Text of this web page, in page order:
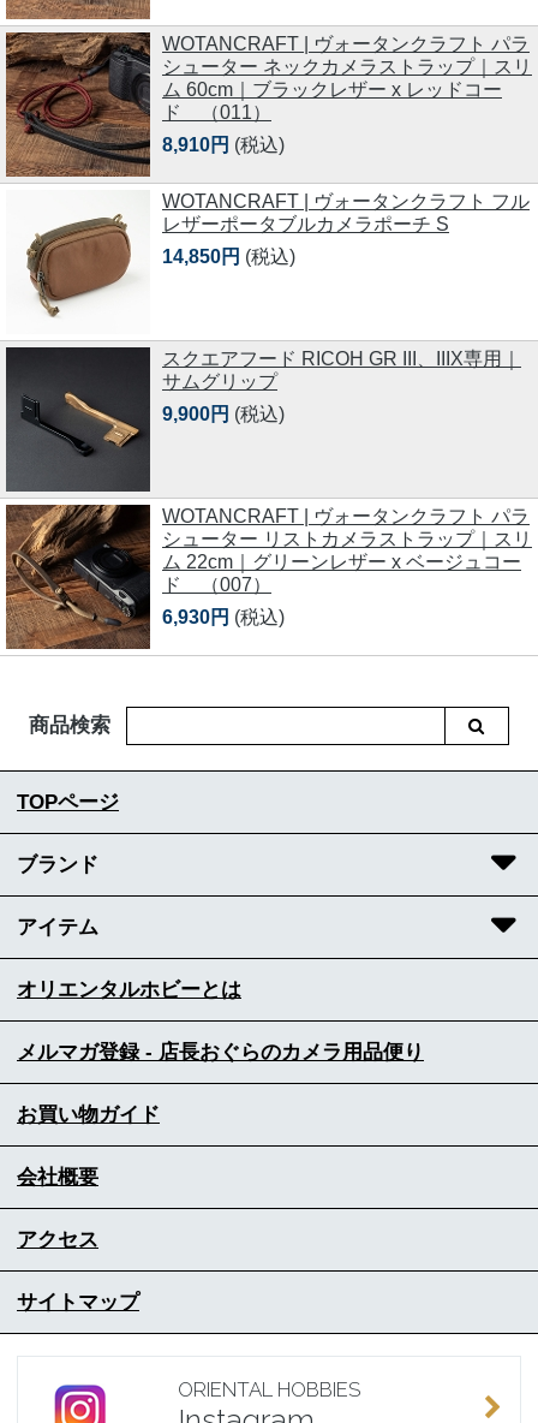
WOTANCRAFT | ヴォータンクラフト パラ
シューター ネックカメラストラップ｜スリ
ム 60cm｜ブラックレザー x レッドコー
ド （011）
8,910円 (税込)
WOTANCRAFT | ヴォータンクラフト フル
レザーポータブルカメラポーチ S
14,850円 (税込)
スクエアフード RICOH GR III、IIIX専用｜
サムグリップ
9,900円 (税込)
WOTANCRAFT | ヴォータンクラフト パラ
シューター リストカメラストラップ｜スリ
ム 22cm｜グリーンレザー x ベージュコー
ド （007）
6,930円 (税込)
商品検索
TOPページ
ブランド
アイテム
オリエンタルホビーとは
メルマガ登録 - 店長おぐらのカメラ用品便り
お買い物ガイド
会社概要
アクセス
サイトマップ
ORIENTAL HOBBIES